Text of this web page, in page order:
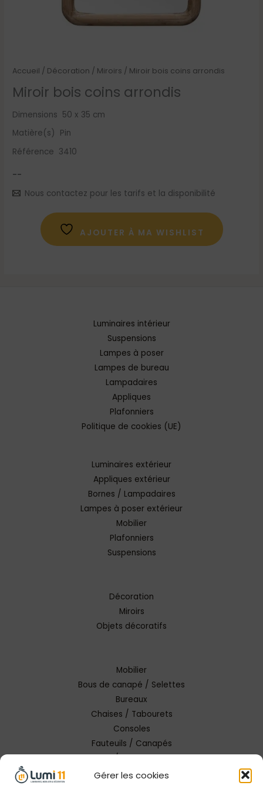
Gérer les cookies
Accueil / Décoration / Miroirs / Miroir bois coins arrondis
Miroir bois coins arrondis
Dimensions 50 x 35 cm
Matière(s) Pin
Référence 3410
--
Nous contactez pour les tarifs et la disponibilité
AJOUTER À MA WISHLIST
Luminaires intérieur
Suspensions
Lampes à poser
Lampes de bureau
Lampadaires
Appliques
Plafonniers
Politique de cookies (UE)
Luminaires extérieur
Appliques extérieur
Bornes / Lampadaires
Lampes à poser extérieur
Mobilier
Plafonniers
Suspensions
Décoration
Miroirs
Objets décoratifs
Mobilier
Bous de canapé / Selettes
Bureaux
Chaises / Tabourets
Consoles
Fauteuils / Canapés
Tables / Tables basses